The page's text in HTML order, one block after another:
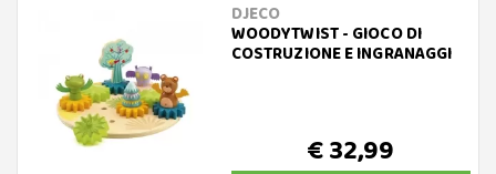
DJECO
WOODYTWIST - GIOCO DI
COSTRUZIONE E INGRANAGGI
€ 32,99